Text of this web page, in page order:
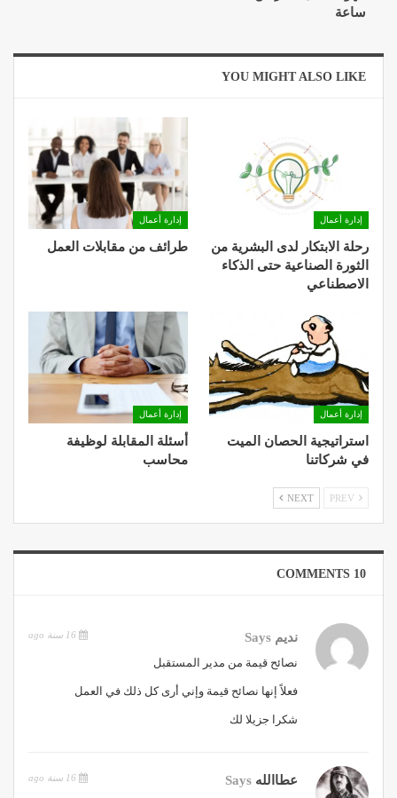
ساعة
YOU MIGHT ALSO LIKE
إدارة أعمال
رحلة الابتكار لدى البشرية من
الثورة الصناعية حتى الذكاء
الاصطناعي
إدارة أعمال
طرائف من مقابلات العمل
إدارة أعمال
استراتيجية الحصان الميت
في شركاتنا
إدارة أعمال
أسئلة المقابلة لوظيفة
محاسب
NEXT
10 COMMENTS
نديم Says
نصائح قيمة من مدير المستقبل
فعلاً إنها نصائح قيمة وإني أرى كل ذلك في العمل
شكرا جزيلا لك
عطاالله Says